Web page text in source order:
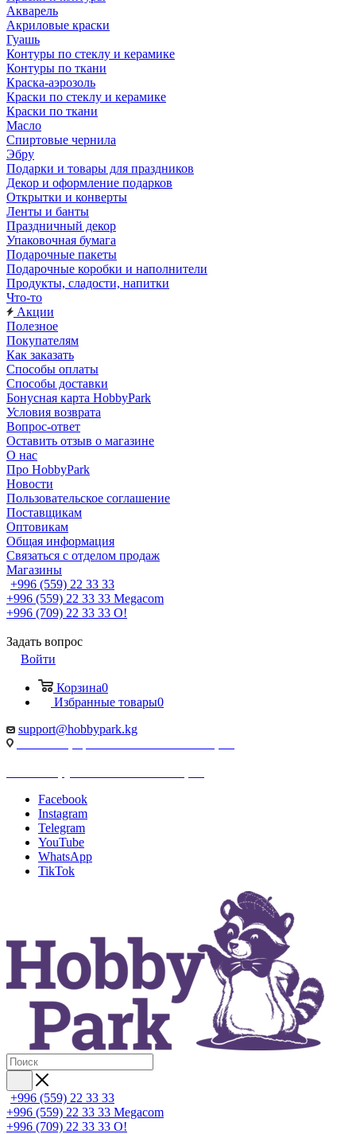
Акварель
Акриловые краски
Гуашь
Контуры по стеклу и керамике
Контуры по ткани
Краска-аэрозоль
Краски по стеклу и керамике
Краски по ткани
Масло
Спиртовые чернила
Эбру
Подарки и товары для праздников
Декор и оформление подарков
Открытки и конверты
Ленты и банты
Праздничный декор
Упаковочная бумага
Подарочные пакеты
Подарочные коробки и наполнители
Продукты, сладости, напитки
Что-то
Акции
Полезное
Покупателям
Как заказать
Способы оплаты
Способы доставки
Бонусная карта HobbyPark
Условия возврата
Вопрос-ответ
Оставить отзыв о магазине
О нас
Про HobbyPark
Новости
Пользовательское соглашение
Поставщикам
Оптовикам
Общая информация
Связаться с отделом продаж
Магазины
+996 (559) 22 33 33
+996 (559) 22 33 33 Megacom
+996 (709) 22 33 33 O!
Задать вопрос
Войти
Корзина0
Избранные товары0
support@hobbypark.kg
Facebook
Instagram
Telegram
YouTube
WhatsApp
TikTok
+996 (559) 22 33 33
+996 (559) 22 33 33 Megacom
+996 (709) 22 33 33 O!